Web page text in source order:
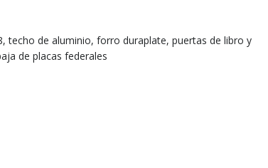
techo de aluminio, forro duraplate, puertas de libro y
de placas federales